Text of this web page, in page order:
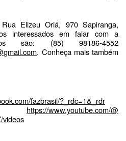
Elizeu Oriá, 970 Sapiranga,
interessados em falar com a
são: (85) 98186-4552
com. Conheça mais também
fazbrasil/?_rdc=1&_rdr
https://www.youtube.com/@
videos